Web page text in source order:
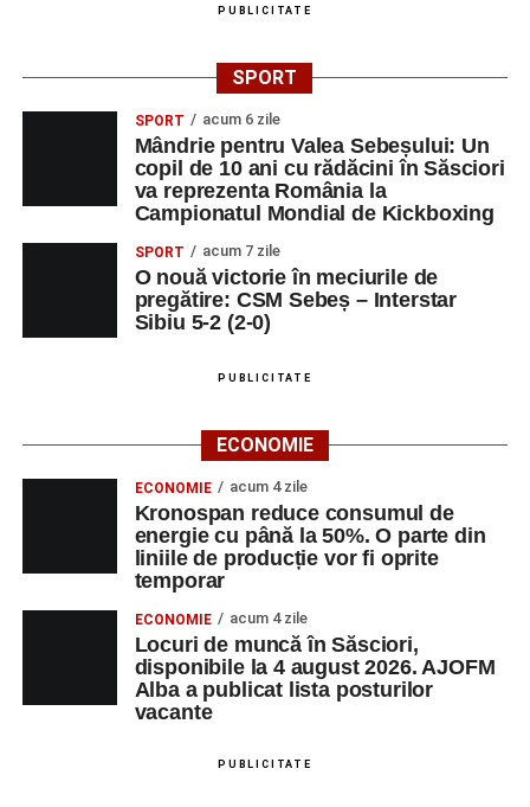
PUBLICITATE
SPORT
SPORT acum 6 zile
Mândrie pentru Valea Sebeșului: Un
copil de 10 ani cu rădăcini în Săsciori
va reprezenta România la
Campionatul Mondial de Kickboxing
SPORT acum 7 zile
O nouă victorie în meciurile de
pregătire: CSM Sebeș – Interstar
Sibiu 5-2 (2-0)
PUBLICITATE
ECONOMIE
ECONOMIE acum 4 zile
Kronospan reduce consumul de
energie cu până la 50%. O parte din
liniile de producție vor fi oprite
temporar
ECONOMIE acum 4 zile
Locuri de muncă în Săsciori,
disponibile la 4 august 2026. AJOFM
Alba a publicat lista posturilor
vacante
PUBLICITATE